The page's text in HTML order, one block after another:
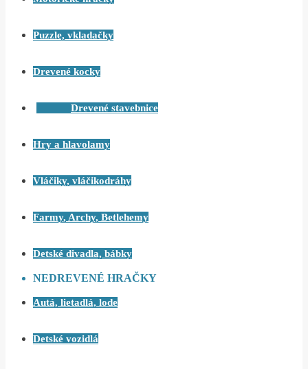
Puzzle, vkladačky
Drevené kocky
Drevené stavebnice
Hry a hlavolamy
Vláčiky, vláčikodráhy
Farmy, Archy, Betlehemy
Detské divadla, bábky
NEDREVENÉ HRAČKY
Autá, lietadlá, lode
Detské vozidlá